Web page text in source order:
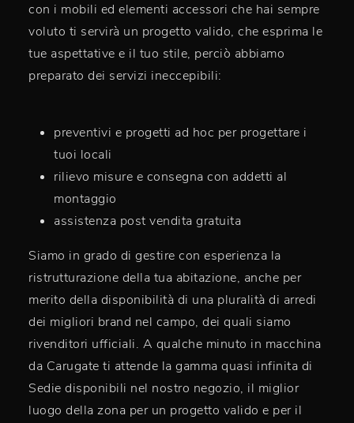
con i mobili ed elementi accessori che hai sempre
voluto ti servirà un progetto valido, che esprima le
tue aspettative e il tuo stile, perciò abbiamo
preparato dei servizi ineccepibili:
preventivi e progetti ad hoc per progettare i
tuoi locali
rilievo misure e consegna con addetti al
montaggio
assistenza post vendita gratuita
Siamo in grado di gestire con esperienza la
ristrutturazione della tua abitazione, anche per
merito della disponibilità di una pluralità di arredi
dei migliori brand nel campo, dei quali siamo
rivenditori ufficiali. A qualche minuto in macchina
da Carugate ti attende la gamma quasi infinita di
Sedie disponibili nel nostro negozio, il miglior
luogo della zona per un progetto valido e per il